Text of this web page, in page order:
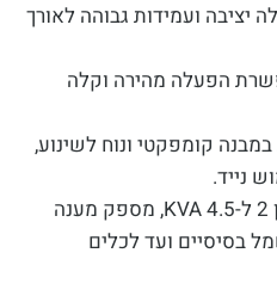
יציבה ועמידות גבוהה לאורך
הפעלה מהירה וקלה
במבנה קומפקטי ונוח לשינוע,
נייד.
הספק מגוון – טווח עבודה בין 2 ל-4.5 KVA, מספק מענה
בסיסיים ועד לכלים